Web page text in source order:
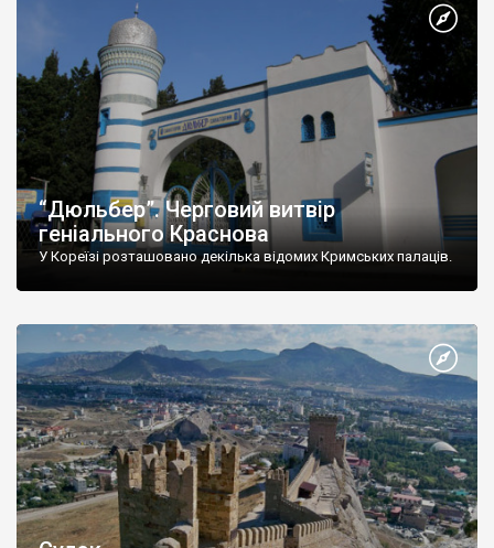
“Дюльбер”. Черговий витвір
геніального Краснова
У Кореїзі розташовано декілька відомих Кримських палаців.